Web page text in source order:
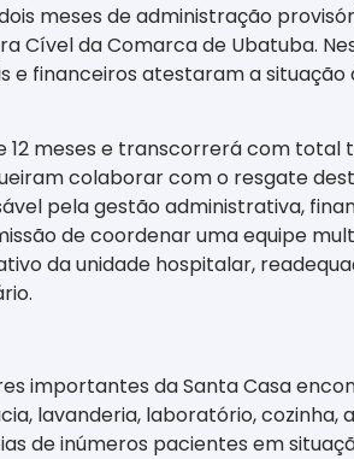
meses de administração
Cível da Comarca de Ubatuba.
e financeiros atestaram a
meses e transcorrerá com
colaborar com o resgate
pela gestão administrativa,
de coordenar uma equipe
da unidade hospitalar,
importantes da Santa Casa
lavanderia, laboratório,
de inúmeros pacientes em